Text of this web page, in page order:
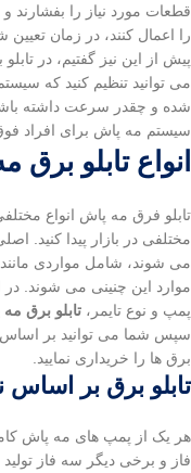
قطعات مورد نیاز را بفشارند
را اعمال کنند، در زمان
پیش از این نیز گفتیم، در
می توانید تنظیم کنید که
شده و چقدر سرعت داشته
سیستم مه پاش برای افراد
انواع تابلو برق
تابلو فرق مه پاش انواع
مختلفی در بازار پیدا کنید.
می شوند، شامل مواردی مانند
موارد این چنینی می شوند.
پمپ و نوع تایمر، تابلو برق
سپس شما می توانید بر اساس
برق ها را خریداری نمایید.
تابلو برق بر
هر یک از پمپ های مه پاش
فاز و برخی دیگر سه فاز